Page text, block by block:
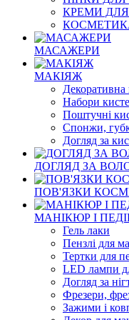
КРЕМИ
МАСАЖЕРИ
МАКІЯЖ
Декоративна
Набори
Поштучні
Спонжи,
Догляд за
ДОГЛЯД ЗА
ПОВ'ЯЗКИ
МАНІКЮР І
Гель лаки
Пензлі для
Тертки для
LED лампи
Догляд за
Фрезери,
Зажими і